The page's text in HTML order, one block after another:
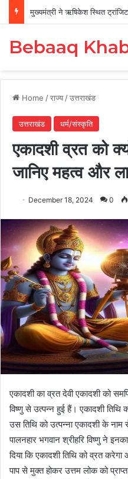
मुख्यमंत्री ने ऋषिकेश स्थित
Bebaaq
Home /राज्य /उत्तराखंड
उत्तराखंड धर्म/संस्कृति
एकादशी व्रत को
जानिए महत्व और
December 18, 2024 0
एकादशी का व्रत देवी एकादशी को
विष्णु से उत्पन्न हुई हैं। एकादशी तिथि
उस तिथि को उत्पन्ना एकादशी के
पालनहार भगवान श्रीहरि विष्णु ने
दिया कि एकादशी तिथि को व्रत
पाप से मुक्त होकर उत्तम लोक को